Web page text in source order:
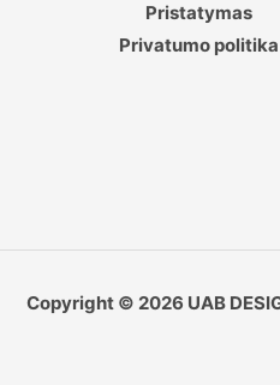
Pristatymas
Privatumo politika
Copyright © 2026 UAB